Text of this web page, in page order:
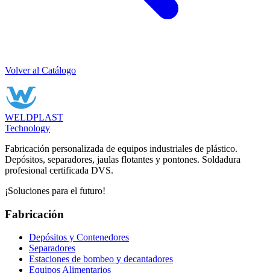
Volver al Catálogo
WELDPLAST
Technology
Fabricación personalizada de equipos industriales de plástico.
Depósitos, separadores, jaulas flotantes y pontones. Soldadura
profesional certificada DVS.
¡Soluciones para el futuro!
Fabricación
Depósitos y Contenedores
Separadores
Estaciones de bombeo y decantadores
Equipos Alimentarios